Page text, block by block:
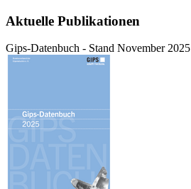
Aktuelle Publikationen
Gips-Datenbuch - Stand November 2025